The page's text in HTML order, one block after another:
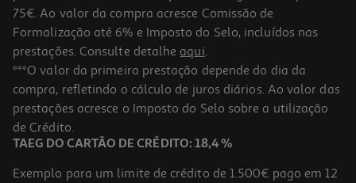
Capa Cellularline Iphone 17 Fina Transp
12.99 €/un
12,99 €
75€. Ao valor da compra acresce Comissão de
Formalização até 6% e Imposto do Selo, incluídos nas
prestações. Consulte detalhe aqui.
***O valor da primeira prestação depende do dia da
compra, refletindo o cálculo de juros diários. Ao valor das
prestações acresce o Imposto do Selo sobre a utilização
de Crédito.
TAEG DO CARTÃO DE CRÉDITO: 18,4 %
Exemplo para um limite de crédito de 1.500€ pago em 12